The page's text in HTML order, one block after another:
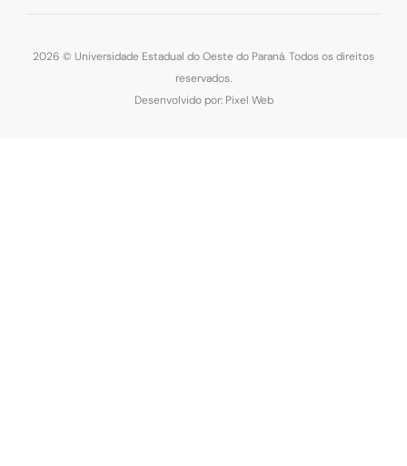
2026 © Universidade Estadual do Oeste do Paraná. Todos os direitos
reservados.
Desenvolvido por: Pixel Web